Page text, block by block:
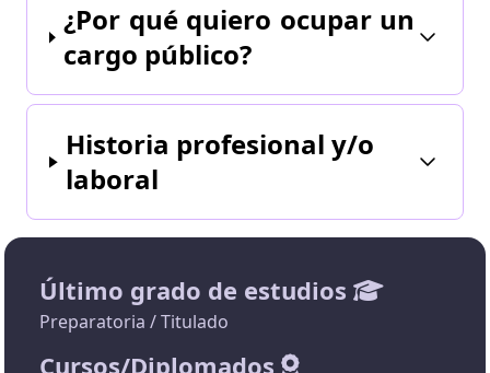
¿Por qué quiero ocupar un
cargo público?
Historia profesional y/o
laboral
Último grado de estudios
Preparatoria / Titulado
Cursos/Diplomados